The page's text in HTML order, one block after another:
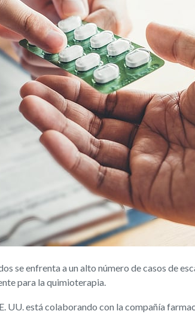
se enfrenta a un alto número de casos de
para la quimioterapia.
UU. está colaborando con la compañía